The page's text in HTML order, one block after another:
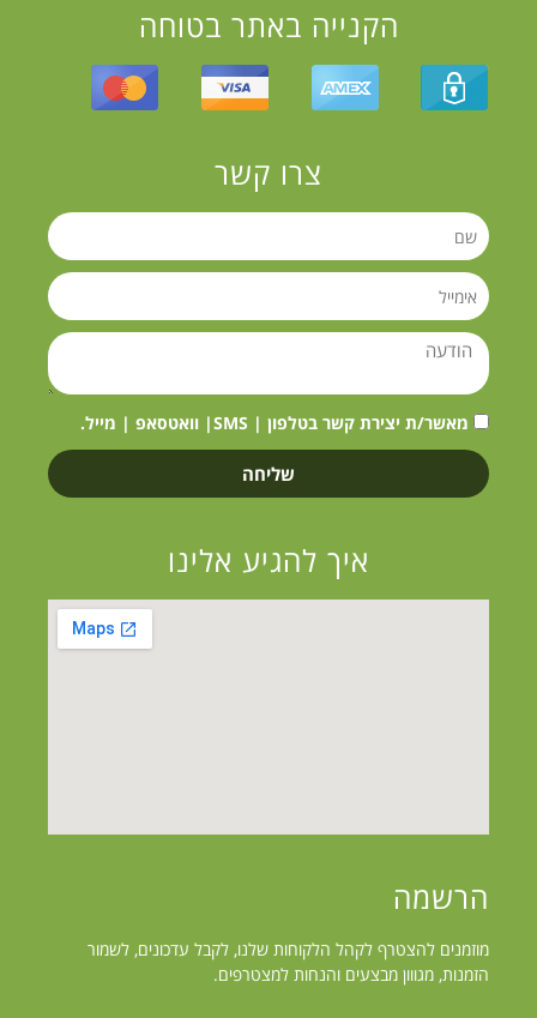
הקנייה באתר בטוחה
צרו קשר
מאשר/ת יצירת קשר בטלפון | SMS| וואטסאפ | מייל.
שליחה
איך להגיע אלינו
הרשמה
מוזמנים להצטרף לקהל הלקוחות שלנו, לקבל עדכונים, לשמור
הזמנות, מגווון מבצעים והנחות למצטרפים.